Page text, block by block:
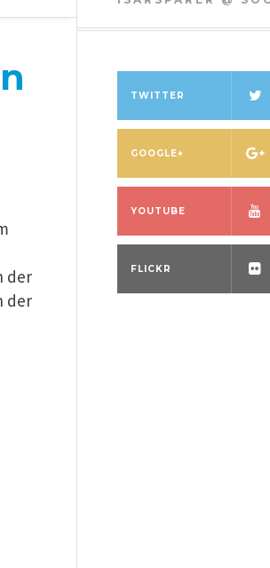
der
der
TWITTER
GOOGLE+
YOUTUBE
FLICKR